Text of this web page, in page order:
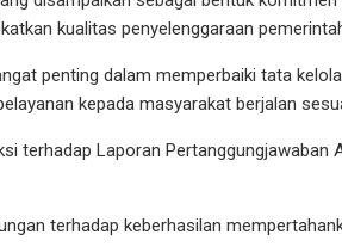
kualitas penyelenggaraan
penting dalam memperbaiki tata
kepada masyarakat berjalan
terhadap Laporan Pertanggungjawaban
terhadap keberhasilan